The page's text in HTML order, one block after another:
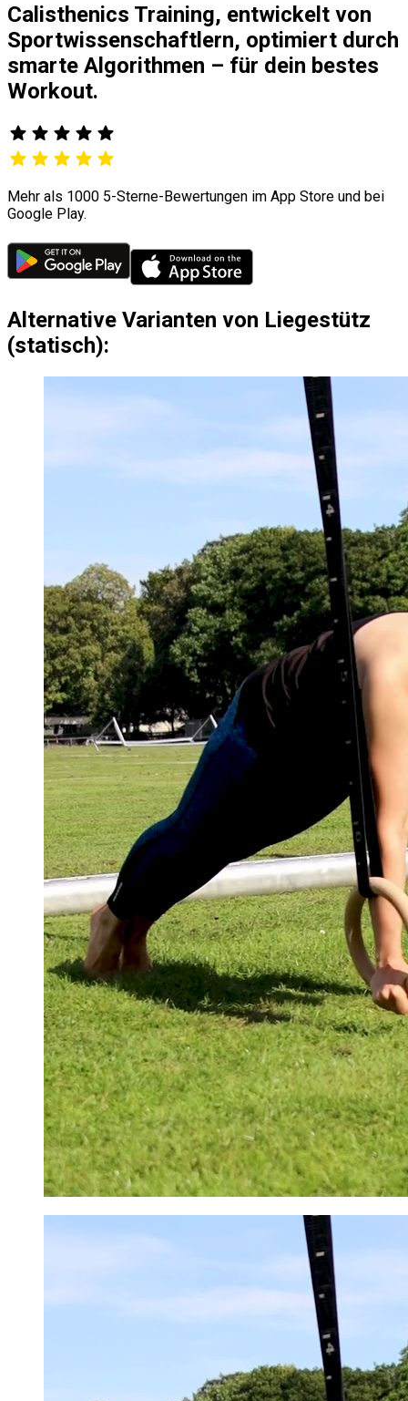
Calisthenics Training, entwickelt von
Sportwissenschaftlern, optimiert durch
smarte Algorithmen – für dein bestes
Workout.
Mehr als 1000 5-Sterne-Bewertungen im App Store und bei
Google Play.
Alternative Varianten von Liegestütz
(statisch):